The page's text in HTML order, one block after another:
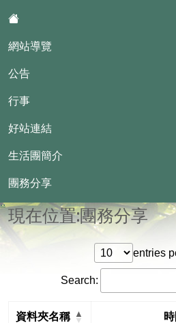
網站導覽
公告
行事
好站連結
生活團簡介
團務分享
基隆市國教輔導團-
學習領域小組
現在位置:團務分享
entries
Search:
資料夾名稱